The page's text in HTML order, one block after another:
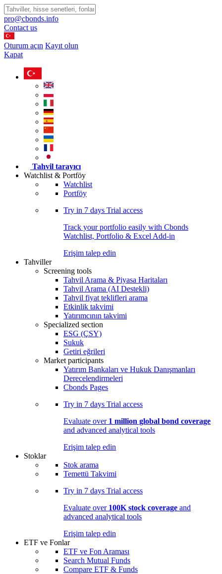
pro@cbonds.info
Contact us
Oturum açın Kayıt olun
Kapat
Tahvil tarayıcı
Watchlist & Portföy
Watchlist
Portföy
Try in 7 days Trial access
Track your portfolio easily with Cbonds
Watchlist, Portfolio & Excel Add-in
Erişim talep edin
Tahviller
Screening tools
Tahvil Arama & Piyasa Haritaları
Tahvil Arama (AI Destekli)
Tahvil fiyat teklifleri arama
Etkinlik takvimi
Yatırımcının takvimi
Specialized section
ESG (ÇSY)
Sukuk
Getiri eğrileri
Market participants
Yatırım Bankaları ve Hukuk Danışmanları
Derecelendirmeleri
Cbonds Pages
Try in 7 days Trial access
Evaluate over 1 million global bond coverage
and advanced analytical tools
Erişim talep edin
Stoklar
Stok arama
Temettü Takvimi
Try in 7 days Trial access
Evaluate over 100K stock coverage and
advanced analytical tools
Erişim talep edin
ETF ve Fonlar
ETF ve Fon Araması
Search Mutual Funds
Compare ETF & Funds